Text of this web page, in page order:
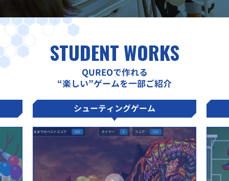
STUDENT WORKS
QUREOで作れる
“楽しい”ゲームを一部ご紹介
シューティングゲーム